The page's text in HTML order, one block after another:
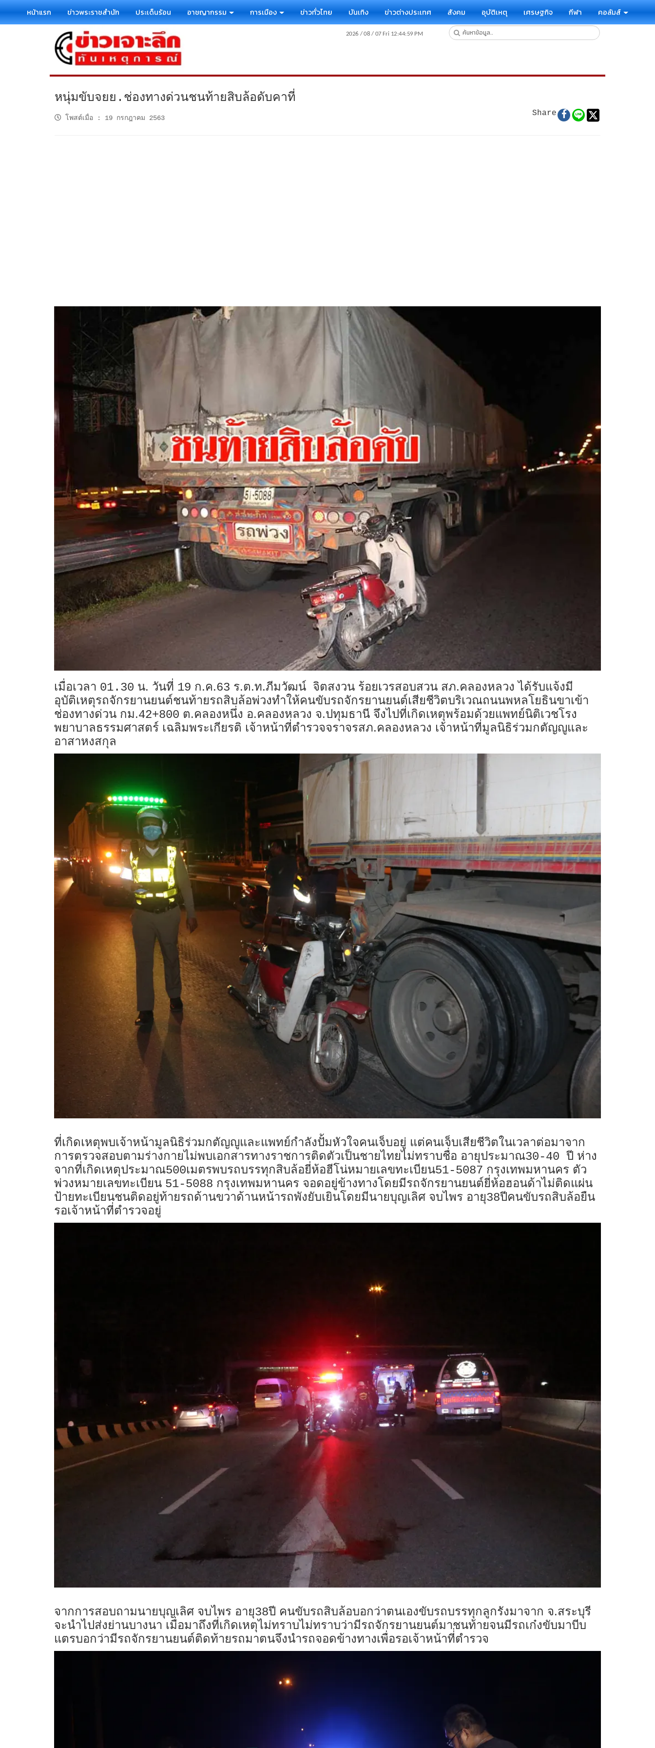
หน้าแรก ข่าวพระราชสำนัก ประเด็นร้อน อาชญากรรม การเมือง ข่าวทั่วไทย บันเทิง ข่าวต่างประเทศ สังคม อุบัติเหตุ เศรษฐกิจ กีฬา คอลัมส์
หนุ่มขับจยย.ช่องทางด่วนชนท้ายสิบล้อดับคาที่
โพสต์เมื่อ : 19 กรกฎาคม 2563
Share
เมื่อเวลา 01.30 น. วันที่ 19 ก.ค.63 ร.ต.ท.ภีมวัฒน์ จิตสงวน ร้อยเวรสอบสวน สภ.คลองหลวง ได้รับแจ้งมี
อุบัติเหตุรถจักรยานยนต์ชนท้ายรถสิบล้อพ่วงทำให้คนขับรถจักรยานยนต์เสียชีวิตบริเวณถนนพหลโยธินขาเข้า
ช่องทางด่วน กม.42+800 ต.คลองหนึ่ง อ.คลองหลวง จ.ปทุมธานี จึงไปที่เกิดเหตุพร้อมด้วยแพทย์นิติเวชโรง
พยาบาลธรรมศาสตร์ เฉลิมพระเกียรติ เจ้าหน้าที่ตำรวจจราจรสภ.คลองหลวง เจ้าหน้าที่มูลนิธิร่วมกตัญญูและ
อาสาหงสกุล
ที่เกิดเหตุพบเจ้าหน้ามูลนิธิร่วมกตัญญูและแพทย์กำลังปั้มหัวใจคนเจ็บอยู่ แต่คนเจ็บเสียชีวิตในเวลาต่อมาจาก
การตรวจสอบตามร่างกายไม่พบเอกสารทางราชการติดตัวเป็นชายไทยไม่ทราบชื่อ อายุประมาณ30-40 ปี ห่าง
จากที่เกิดเหตุประมาณ500เมตรพบรถบรรทุกสิบล้อยี่ห้อฮีโน่หมายเลขทะเบียน51-5087 กรุงเทพมหานคร ตัว
พ่วงหมายเลขทะเบียน 51-5088 กรุงเทพมหานคร จอดอยู่ข้างทางโดยมีรถจักรยานยนต์ยี่ห้อฮอนด้าไม่ติดแผ่น
ป้ายทะเบียนชนติดอยู่ท้ายรถด้านขวาด้านหน้ารถพังยับเยินโดยมีนายบุญเลิศ จบไพร อายุ38ปีคนขับรถสิบล้อยืน
รอเจ้าหน้าที่ตำรวจอยู่
จากการสอบถามนายบุญเลิศ จบไพร อายุ38ปี คนขับรถสิบล้อบอกว่าตนเองขับรถบรรทุกลูกรังมาจาก จ.สระบุรี
จะนำไปส่งย่านบางนา เมื่อมาถึงที่เกิดเหตุไม่ทราบไม่ทราบว่ามีรถจักรยานยนต์มาชนท้ายจนมีรถเก๋งขับมาบีบ
แตรบอกว่ามีรถจักรยานยนต์ติดท้ายรถมาตนจึงนำรถจอดข้างทางเพื่อรอเจ้าหน้าที่่ตำรวจ